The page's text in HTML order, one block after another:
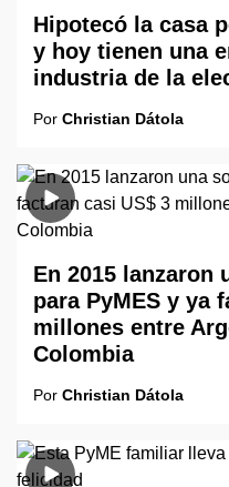
Hipotecó la casa
y hoy tienen una
industria de la
Por Christian Dátola
En 2015 lanzaron
para PyMES y ya
millones entre
Colombia
Por Christian Dátola